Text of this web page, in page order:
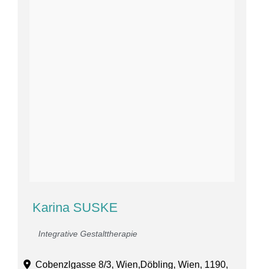
Karina SUSKE
Integrative Gestalttherapie
Cobenzlgasse 8/3, Wien,Döbling, Wien, 1190,